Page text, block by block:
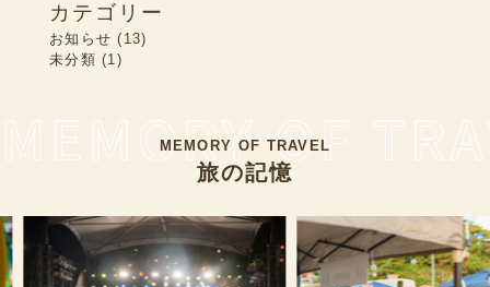
カテゴリー
お知らせ (13)
未分類 (1)
MEMORY OF TRAVEL
旅の記憶